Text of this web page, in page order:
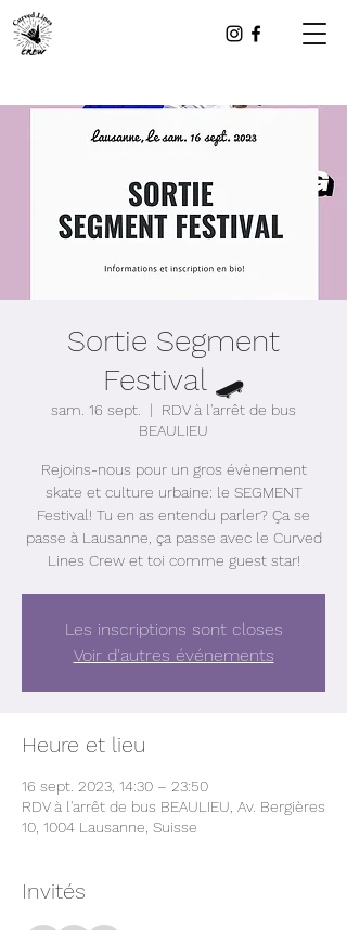
Sortie Segment
Festival 🛹
sam. 16 sept.
  |
RDV à l'arrêt de bus
BEAULIEU
Rejoins-nous pour un gros évènement
skate et culture urbaine: le SEGMENT
Festival! Tu en as entendu parler? Ça se
passe à Lausanne, ça passe avec le Curved
Lines Crew et toi comme guest star!
Les inscriptions sont closes
Voir d'autres événements
Heure et lieu
16 sept. 2023, 14:30 – 23:50
RDV à l'arrêt de bus BEAULIEU, Av. Bergières
10, 1004 Lausanne, Suisse
Invités